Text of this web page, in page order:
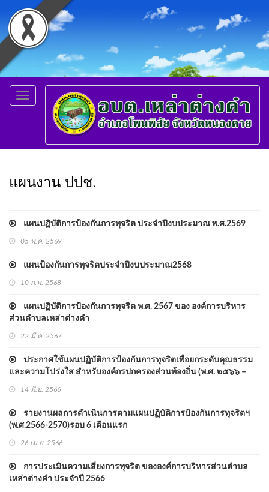
Toggle
navigation
แผนงาน ปปช.
แผนปฏิบัติการป้องกันการทุจริต ประจำปีงบประมาณ พ.ศ.2569
05 พ.ค. 2569
แผนป้องกันการทุจริตประจำปีงบประมาณ2568
10 ก.พ. 2568
แผนปฏิบัติการป้องกันการทุจริต พ.ศ. 2567 ของ องค์การบริหาร
ส่วนตำบลเหล่าต่างคำ
22 มี.ค. 2567
ประกาศใช้แผนปฏิบัติการป้องกันการทุจริตเพื่อยกระดับคุณธรรม
และความโปร่งใส สำหรับองค์กรปกครองส่วนท้องถิ่น (พ.ศ. ๒๕๖๖ –
๒๕๗๐)
14 มิ.ย. 2566
รายงานผลการดำเนินการตามแผนปฏิบัติการป้องกันการทุจริตฯ
(พ.ศ.2566-2570)รอบ 6 เดือนแรก
26 เม.ย. 2566
การประเมินความเสี่ยงการทุจริต ขององค์การบริหารส่วนตำบล
เหล่าต่างคำ ประจำปี 2566